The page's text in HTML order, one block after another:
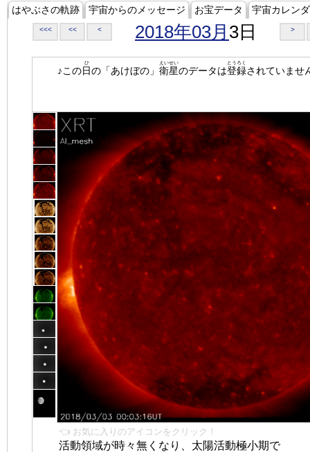
はやぶさの軌跡 宇宙からのメッセージ お宝データ 宇宙カレン
<<< << < 2018年03月 3日 >
♪この日
ひ
の「あけぼの」 衛星
えいせい
のデータは登録
とうろく
されていませ
👈 お気に入りのアイコンをクリック！
活動領域が時々無くなり、太陽活動極小期で